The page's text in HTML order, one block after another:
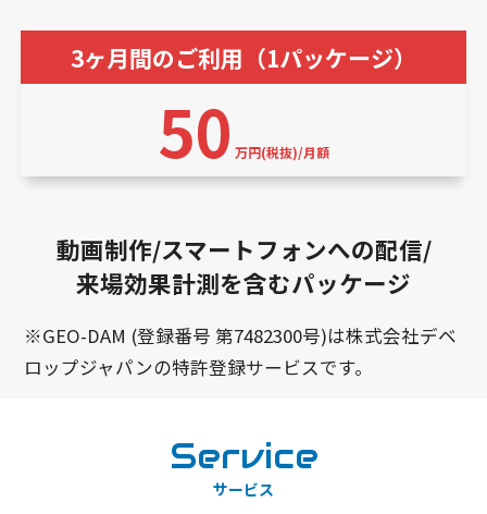
3ヶ月間のご利用（1パッケージ）
50 万円(税抜)/月額
動画制作/スマートフォンへの配信/
来場効果計測を含むパッケージ
※GEO-DAM (登録番号 第7482300号)は株式会社デベ
ロップジャパンの特許登録サービスです。
Service
サービス